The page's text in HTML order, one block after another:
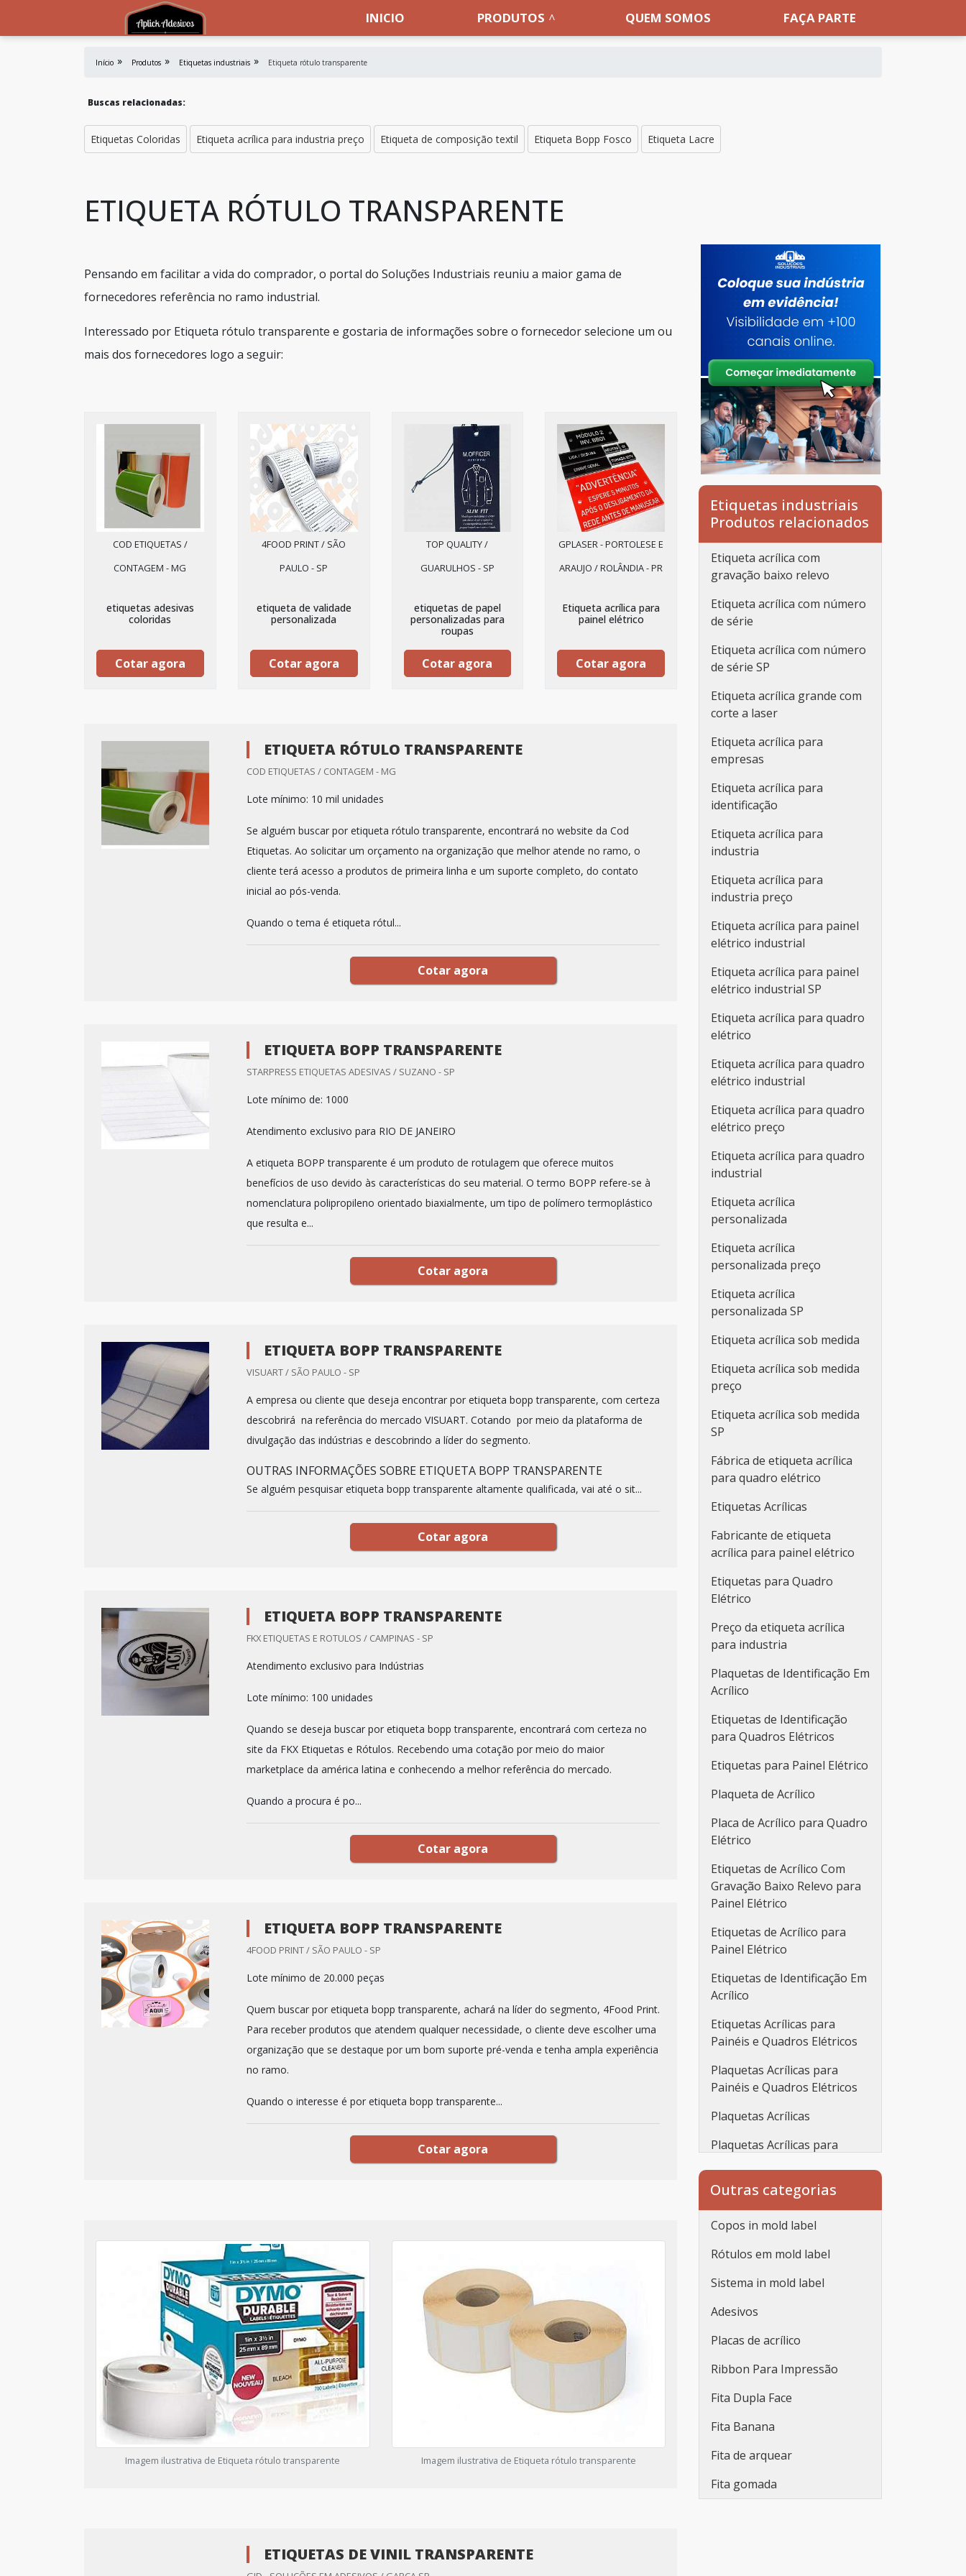
INICIO PRODUTOS QUEM SOMOS FAÇA PARTE
Início Produtos Etiquetas industriais Etiqueta rótulo transparente
Buscas relacionadas:
Etiquetas Coloridas Etiqueta acrílica para industria preço Etiqueta de composição textil Etiqueta Bopp Fosco Etiqueta Lacre
ETIQUETA RÓTULO TRANSPARENTE
Pensando em facilitar a vida do comprador, o portal do Soluções Industriais reuniu a maior gama de
fornecedores referência no ramo industrial.
Interessado por Etiqueta rótulo transparente e gostaria de informações sobre o fornecedor selecione um ou
mais dos fornecedores logo a seguir:
COD ETIQUETAS /
CONTAGEM - MG
etiquetas adesivas
coloridas
Cotar agora
4FOOD PRINT / SÃO
PAULO - SP
etiqueta de validade
personalizada
Cotar agora
TOP QUALITY /
GUARULHOS - SP
etiquetas de papel
personalizadas para
roupas
Cotar agora
GPLASER - PORTOLESE E
ARAUJO / ROLÂNDIA - PR
Etiqueta acrílica para
painel elétrico
Cotar agora
ETIQUETA RÓTULO TRANSPARENTE
COD ETIQUETAS / CONTAGEM - MG
Lote mínimo: 10 mil unidades
Se alguém buscar por etiqueta rótulo transparente, encontrará no website da Cod
Etiquetas. Ao solicitar um orçamento na organização que melhor atende no ramo, o
cliente terá acesso a produtos de primeira linha e um suporte completo, do contato
inicial ao pós-venda.
Quando o tema é etiqueta rótul...
Cotar agora
ETIQUETA BOPP TRANSPARENTE
STARPRESS ETIQUETAS ADESIVAS / SUZANO - SP
Lote mínimo de: 1000
Atendimento exclusivo para RIO DE JANEIRO
A etiqueta BOPP transparente é um produto de rotulagem que oferece muitos
benefícios de uso devido às características do seu material. O termo BOPP refere-se à
nomenclatura polipropileno orientado biaxialmente, um tipo de polímero termoplástico
que resulta e...
Cotar agora
ETIQUETA BOPP TRANSPARENTE
VISUART / SÃO PAULO - SP
A empresa ou cliente que deseja encontrar por etiqueta bopp transparente, com certeza
descobrirá na referência do mercado VISUART. Cotando por meio da plataforma de
divulgação das indústrias e descobrindo a líder do segmento.
OUTRAS INFORMAÇÕES SOBRE ETIQUETA BOPP TRANSPARENTE
Se alguém pesquisar etiqueta bopp transparente altamente qualificada, vai até o sit...
Cotar agora
ETIQUETA BOPP TRANSPARENTE
FKX ETIQUETAS E ROTULOS / CAMPINAS - SP
Atendimento exclusivo para Indústrias
Lote mínimo: 100 unidades
Quando se deseja buscar por etiqueta bopp transparente, encontrará com certeza no
site da FKX Etiquetas e Rótulos. Recebendo uma cotação por meio do maior
marketplace da américa latina e conhecendo a melhor referência do mercado.
Quando a procura é po...
Cotar agora
ETIQUETA BOPP TRANSPARENTE
4FOOD PRINT / SÃO PAULO - SP
Lote mínimo de 20.000 peças
Quem buscar por etiqueta bopp transparente, achará na líder do segmento, 4Food Print.
Para receber produtos que atendem qualquer necessidade, o cliente deve escolher uma
organização que se destaque por um bom suporte pré-venda e tenha ampla experiência
no ramo.
Quando o interesse é por etiqueta bopp transparente...
Cotar agora
Imagem ilustrativa de Etiqueta rótulo transparente Imagem ilustrativa de Etiqueta rótulo transparente
ETIQUETAS DE VINIL TRANSPARENTE
Etiquetas industriais
Produtos relacionados
Etiqueta acrílica com
gravação baixo relevo
Etiqueta acrílica com número
de série
Etiqueta acrílica com número
de série SP
Etiqueta acrílica grande com
corte a laser
Etiqueta acrílica para
empresas
Etiqueta acrílica para
identificação
Etiqueta acrílica para
industria
Etiqueta acrílica para
industria preço
Etiqueta acrílica para painel
elétrico industrial
Etiqueta acrílica para painel
elétrico industrial SP
Etiqueta acrílica para quadro
elétrico
Etiqueta acrílica para quadro
elétrico industrial
Etiqueta acrílica para quadro
elétrico preço
Etiqueta acrílica para quadro
industrial
Etiqueta acrílica
personalizada
Etiqueta acrílica
personalizada preço
Etiqueta acrílica
personalizada SP
Etiqueta acrílica sob medida
Etiqueta acrílica sob medida
preço
Etiqueta acrílica sob medida
SP
Fábrica de etiqueta acrílica
para quadro elétrico
Etiquetas Acrílicas
Fabricante de etiqueta
acrílica para painel elétrico
Etiquetas para Quadro
Elétrico
Preço da etiqueta acrílica
para industria
Plaquetas de Identificação Em
Acrílico
Etiquetas de Identificação
para Quadros Elétricos
Etiquetas para Painel Elétrico
Plaqueta de Acrílico
Placa de Acrílico para Quadro
Elétrico
Etiquetas de Acrílico Com
Gravação Baixo Relevo para
Painel Elétrico
Etiquetas de Acrílico para
Painel Elétrico
Etiquetas de Identificação Em
Acrílico
Etiquetas Acrílicas para
Painéis e Quadros Elétricos
Plaquetas Acrílicas para
Painéis e Quadros Elétricos
Plaquetas Acrílicas
Plaquetas Acrílicas para
Plaquetas de Acrílico Com
Gravação Baixo Relevo para
Painel Elétrico
Plaquetas de Acrílico para
Acrílico
Plaquetas para
Equipamentos
Plaqueta para Painel Elétrico
Plaqueta Acrílico para Painel
Plaquinha Acrílico para Painel
Elétrico
Outras categorias
Copos in mold label
Rótulos em mold label
Sistema in mold label
Adesivos
Placas de acrílico
Ribbon Para Impressão
Fita Dupla Face
Fita Banana
Fita de arquear
Fita gomada